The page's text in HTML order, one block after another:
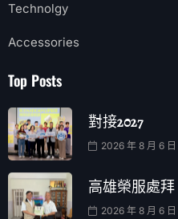
Technolgy
Accessories
Top Posts
對接2027
2026 年 8 月 6 日
高雄榮服處拜
2026 年 8 月 6 日